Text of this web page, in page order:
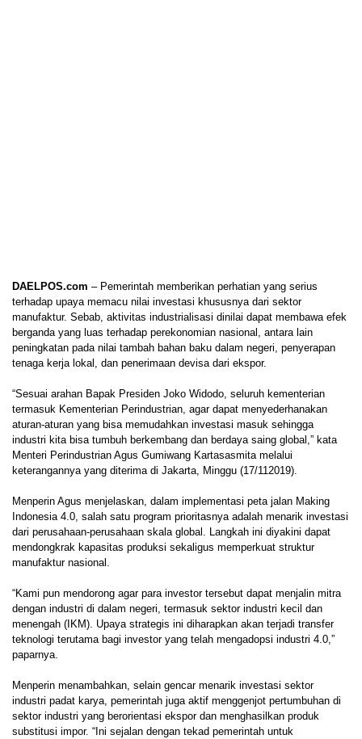
DAELPOS.com – Pemerintah memberikan perhatian yang serius
terhadap upaya memacu nilai investasi khususnya dari sektor
manufaktur. Sebab, aktivitas industrialisasi dinilai dapat membawa efek
berganda yang luas terhadap perekonomian nasional, antara lain
peningkatan pada nilai tambah bahan baku dalam negeri, penyerapan
tenaga kerja lokal, dan penerimaan devisa dari ekspor.
“Sesuai arahan Bapak Presiden Joko Widodo, seluruh kementerian
termasuk Kementerian Perindustrian, agar dapat menyederhanakan
aturan-aturan yang bisa memudahkan investasi masuk sehingga
industri kita bisa tumbuh berkembang dan berdaya saing global,” kata
Menteri Perindustrian Agus Gumiwang Kartasasmita melalui
keterangannya yang diterima di Jakarta, Minggu (17/112019).
Menperin Agus menjelaskan, dalam implementasi peta jalan Making
Indonesia 4.0, salah satu program prioritasnya adalah menarik investasi
dari perusahaan-perusahaan skala global. Langkah ini diyakini dapat
mendongkrak kapasitas produksi sekaligus memperkuat struktur
manufaktur nasional.
“Kami pun mendorong agar para investor tersebut dapat menjalin mitra
dengan industri di dalam negeri, termasuk sektor industri kecil dan
menengah (IKM). Upaya strategis ini diharapkan akan terjadi transfer
teknologi terutama bagi investor yang telah mengadopsi industri 4.0,”
paparnya.
Menperin menambahkan, selain gencar menarik investasi sektor
industri padat karya, pemerintah juga aktif menggenjot pertumbuhan di
sektor industri yang berorientasi ekspor dan menghasilkan produk
substitusi impor. “Ini sejalan dengan tekad pemerintah untuk